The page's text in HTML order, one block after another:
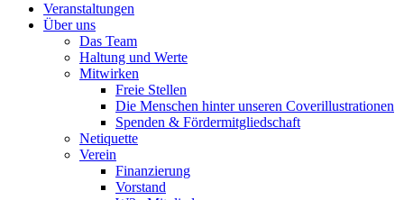
Veranstaltungen
Über uns
Das Team
Haltung und Werte
Mitwirken
Freie Stellen
Die Menschen hinter unseren Coverillustrationen
Spenden & Fördermitgliedschaft
Netiquette
Verein
Finanzierung
Vorstand